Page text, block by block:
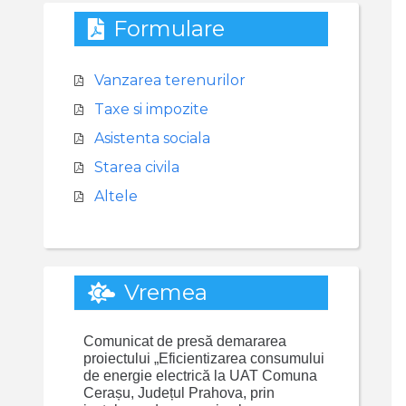
Formulare
Vanzarea terenurilor
Taxe si impozite
Asistenta sociala
Starea civila
Altele
Vremea
Comunicat de presă demararea
proiectului „Eficientizarea consumului
de energie electrică la UAT Comuna
Cerașu, Județul Prahova, prin